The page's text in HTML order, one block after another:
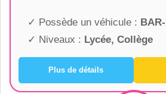
✓ Possède un véhicule :
✓ Niveaux : Lycée, Collège
Plus de détails